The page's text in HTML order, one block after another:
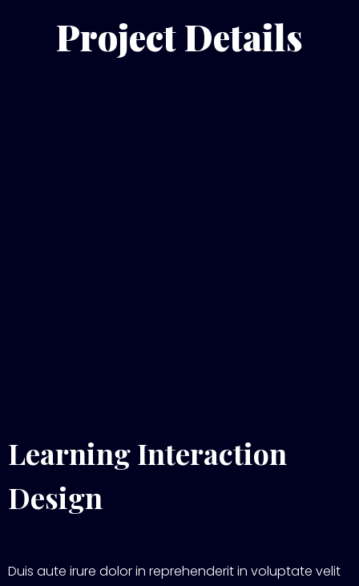
Project Details
Learning Interaction
Design
Duis aute irure dolor in reprehenderit in voluptate velit